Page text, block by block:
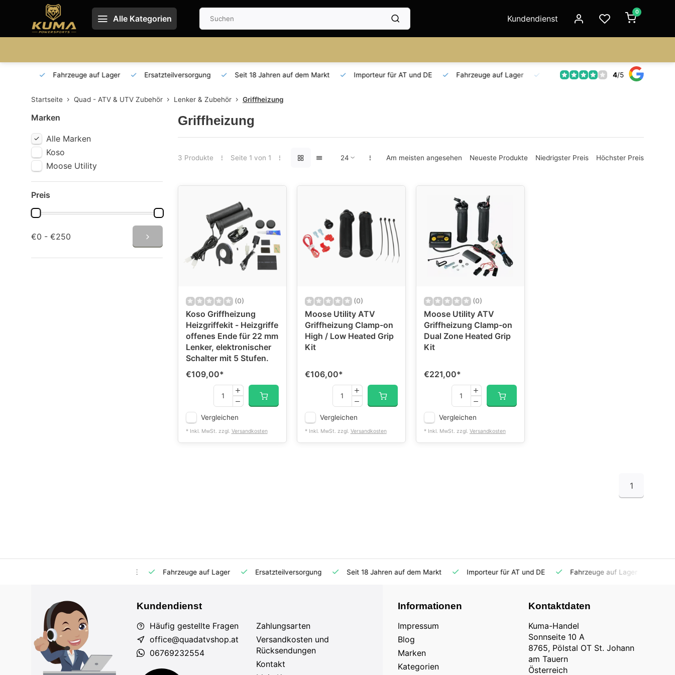
Alle Kategorien Kundendienst
0
Fahrzeuge auf Lager Ersatzteilversorgung Seit 18 Jahren auf dem Markt Importeur für AT und DE Fahrzeuge auf Lager Ersatzteilversorgung Seit 18
4/5
Startseite Quad - ATV & UTV Zubehör Lenker & Zubehör Griffheizung
Marken
Alle Marken
Koso
Moose Utility
Preis
€0 - €250
Griffheizung
3 Produkte Seite 1 von 1 Am meisten angesehen Neueste Produkte Niedrigster Preis Höchster Preis
(0)
Koso Griffheizung
Heizgriffekit - Heizgriffe
offenes Ende für 22 mm
Lenker, elektronischer
Schalter mit 5 Stufen.
€109,00*
Vergleichen
* Inkl. MwSt. zzgl. Versandkosten
(0)
Moose Utility ATV
Griffheizung Clamp-on
High / Low Heated Grip
Kit
€106,00*
Vergleichen
* Inkl. MwSt. zzgl. Versandkosten
(0)
Moose Utility ATV
Griffheizung Clamp-on
Dual Zone Heated Grip
Kit
€221,00*
Vergleichen
* Inkl. MwSt. zzgl. Versandkosten
1
Fahrzeuge auf Lager Ersatzteilversorgung Seit 18 Jahren auf dem Markt Importeur für AT und DE Fahrzeuge auf Lager
Kundendienst
Häufig gestellte Fragen
office@quadatvshop.at
06769232554
Zahlungsarten
Versandkosten und
Rücksendungen
Kontakt
Informationen
Impressum
Blog
Marken
Kategorien
Kontaktdaten
Kuma-Handel
Sonnseite 10 A
8765, Pölstal OT St. Johann
am Tauern
Österreich